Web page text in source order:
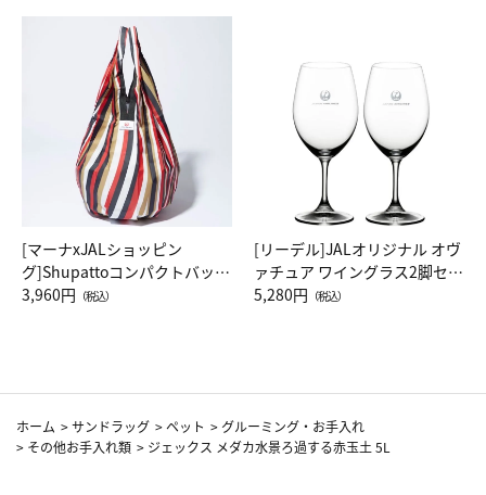
[マーナxJALショッピン
グ]Shupattoコンパクトバッグ
Drop JAL客室乗務員（LC）ス
3,960円 （税込）
[リーデル]JALオリジナル オヴ
ァチュア ワイングラス2脚セッ
ト（レッドワイン）
5,280円 （税込）
ホーム >サンドラッグ >ペット > グルーミング・お手入れ
> その他お手入れ類 > ジェックス メダカ水景ろ過する赤玉土 5L